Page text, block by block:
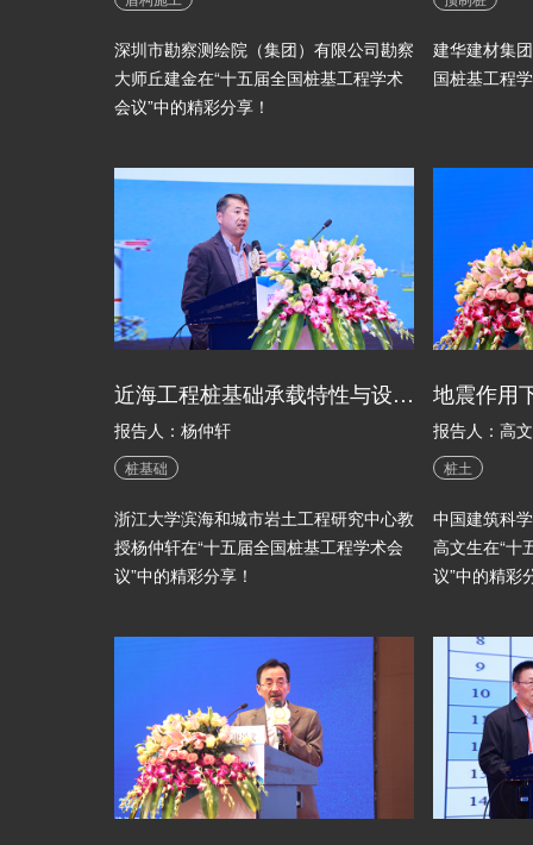
深圳市勘察测绘院（集团）有限公司勘察
大师丘建金在“十五届全国桩基工程学术
会议”中的精彩分享！
建华建材集
国桩基工程
近海工程桩基础承载特性与设计分析方法
报告人：杨仲轩
桩基础
浙江大学滨海和城市岩土工程研究中心教
授杨仲轩在“十五届全国桩基工程学术会
议”中的精彩分享！
报告人：高
桩土
中国建筑科
高文生在“十
议”中的精彩